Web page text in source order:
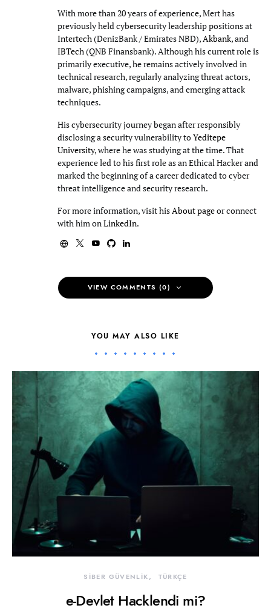
With more than 20 years of experience, Mert has
previously held cybersecurity leadership positions at
Intertech(DenizBank / Emirates NBD),Akbank, and
IBTech(QNB Finansbank). Although his current role is
primarily executive, he remains actively involved in
technical research, regularly analyzing threat actors,
malware, phishing campaigns, and emerging attack
techniques.
His cybersecurity journey began after responsibly
disclosing a security vulnerability toYeditepe
University, where he was studying at the time. That
experience led to his first role as an Ethical Hacker and
marked the beginning of a career dedicated to cyber
threat intelligence and security research.
For more information, visit hisAbout pageor connect
with him onLinkedIn.
VIEW COMMENTS (0)
YOU MAY ALSO LIKE
SİBER GÜVENLİK TÜRKÇE
e-Devlet Hacklendi mi?